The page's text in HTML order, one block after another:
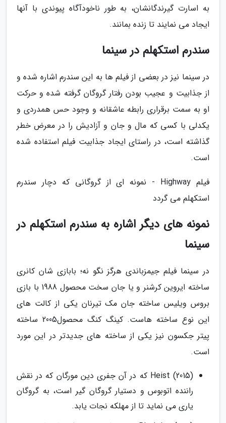
به اسارت گیرندگانشان، به طور ناخودآگاه پیوندی با آنها
ایجاد می نمایند تا زنده بمانند.
سندرم استکهلم در سینما
در سینما نیز در بعضی از فیلم ها به این سندرم اشاره شده و
از جذابیت و عجیب بودن رفتار گروگان گرفته شده و حرکت
او به سمت برقراری رابطه عاشقانه و وجود حس همدردی و
یکدلی با کسی که مال و جان و آزادیش را در معرض خطر
گذاشته است، در راستای ایجاد جذابیت فیلم استفاده شده
است.
فیلم Highway - نمونه ای از گروگانی که دچار سندرم
استکهلم می گردد
نمونه های دیگر اشاره به سندرم استکهلم در
سینما
در سینما فیلم جیمزباندی هرگز نگو نه؛ بابازی شان کانری
ساخته ایروین کرشنر و یا جان سخت محصول 1988 با بازی
بروس ویلیس ساخته جان مک تیرنان یکی از کالت های
این نوع ساخته هاست. کینگ کنگ محصول2005 ساخته
پیتر جکسون نیز یکی از ساخته های جدیدتر در این مورد
است.
(Heist (2015 که در آن جفری دین مورگان که در نقش
راننده اتوبوس و دستیار گروگان گیر است، به گروگان
یاری می نماید تا از مهلکه نجات یابد.